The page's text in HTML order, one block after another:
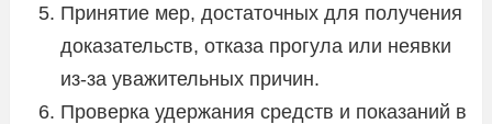
Принятие мер, достаточных для получения
доказательств, отказа прогула или неявки
из-за уважительных причин.
Проверка удержания средств и показаний в